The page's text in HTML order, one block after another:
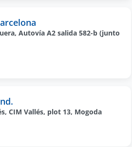
Autovía A2 salida 582-b (junto
CIM Vallés, plot 13, ​Mogoda